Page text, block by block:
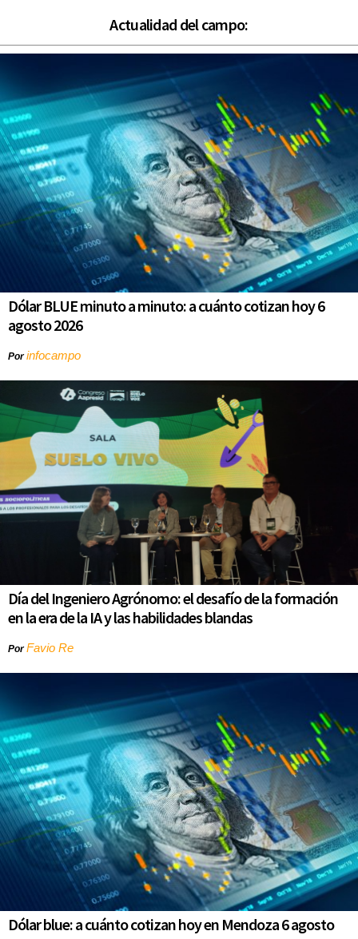
Actualidad del campo:
Dólar BLUE minuto a minuto: a cuánto cotizan hoy 6
agosto 2026
Porinfocampo
Día del Ingeniero Agrónomo: el desafío de la formación
en la era de la IA y las habilidades blandas
PorFavio Re
Dólar blue: a cuánto cotizan hoy en Mendoza 6 agosto